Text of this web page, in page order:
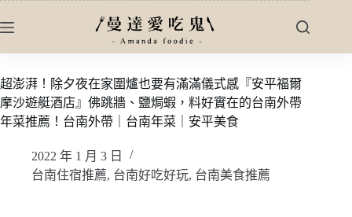
至
內
容
超澎湃！除夕夜在家圍爐也要有滿滿儀式感『安平福爾
摩沙遊艇酒店』佛跳牆、鹽焗蝦，料好實在的台南外帶
年菜推薦！台南外帶｜台南年菜｜安平美食
2022 年 1 月 3 日
台南住宿推薦, 台南好吃好玩, 台南美食推薦